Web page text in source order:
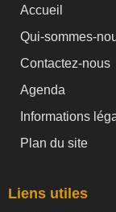
Accueil
Qui-sommes-
Contactez-nous
Agenda
Informations
Plan du site
Liens utiles